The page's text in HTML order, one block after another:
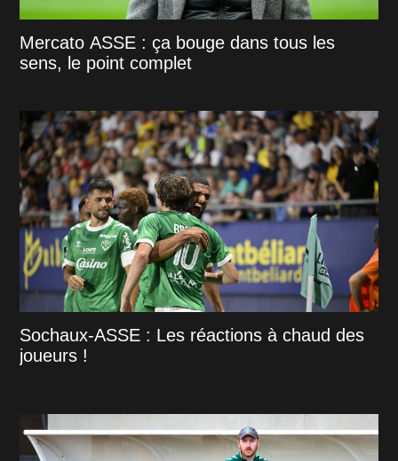
Mercato ASSE : ça bouge dans tous les
sens, le point complet
Sochaux-ASSE : Les réactions à chaud des
joueurs !